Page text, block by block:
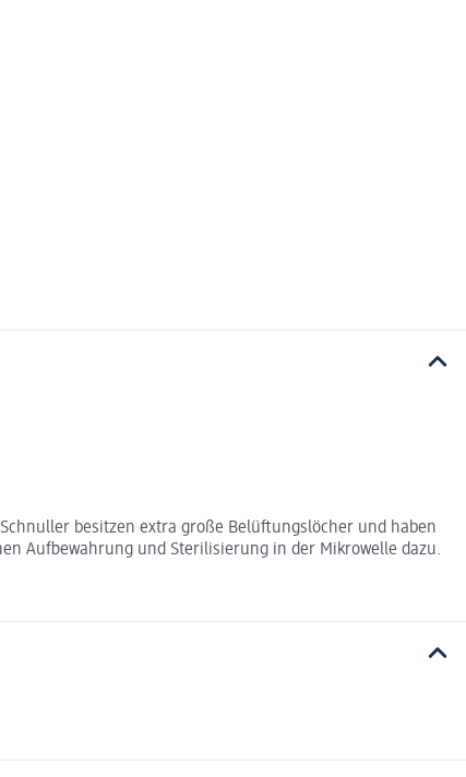
besitzen extra große Belüftungslöcher und haben
Aufbewahrung und Sterilisierung in der Mikrowelle dazu.